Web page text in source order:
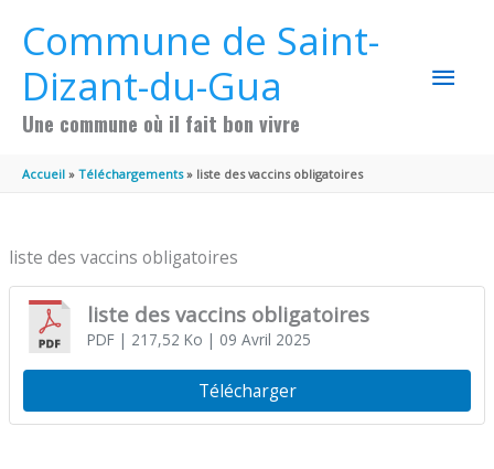
Commune de Saint-
Dizant-du-Gua
Une commune où il fait bon vivre
Accueil Téléchargements liste des vaccins obligatoires
liste des vaccins obligatoires
liste des vaccins obligatoires
PDF| 217,52 Ko | 09 Avril 2025
Télécharger